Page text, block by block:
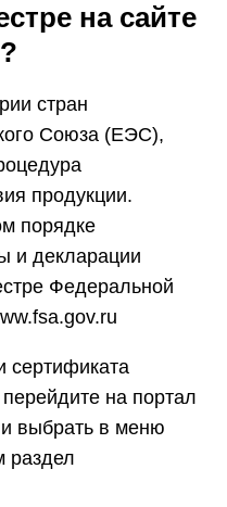
на сайте
стран
Союза (ЕЭС),
продукции.
порядке
и декларации
Федеральной
сертификата
на портал
выбрать в меню
раздел